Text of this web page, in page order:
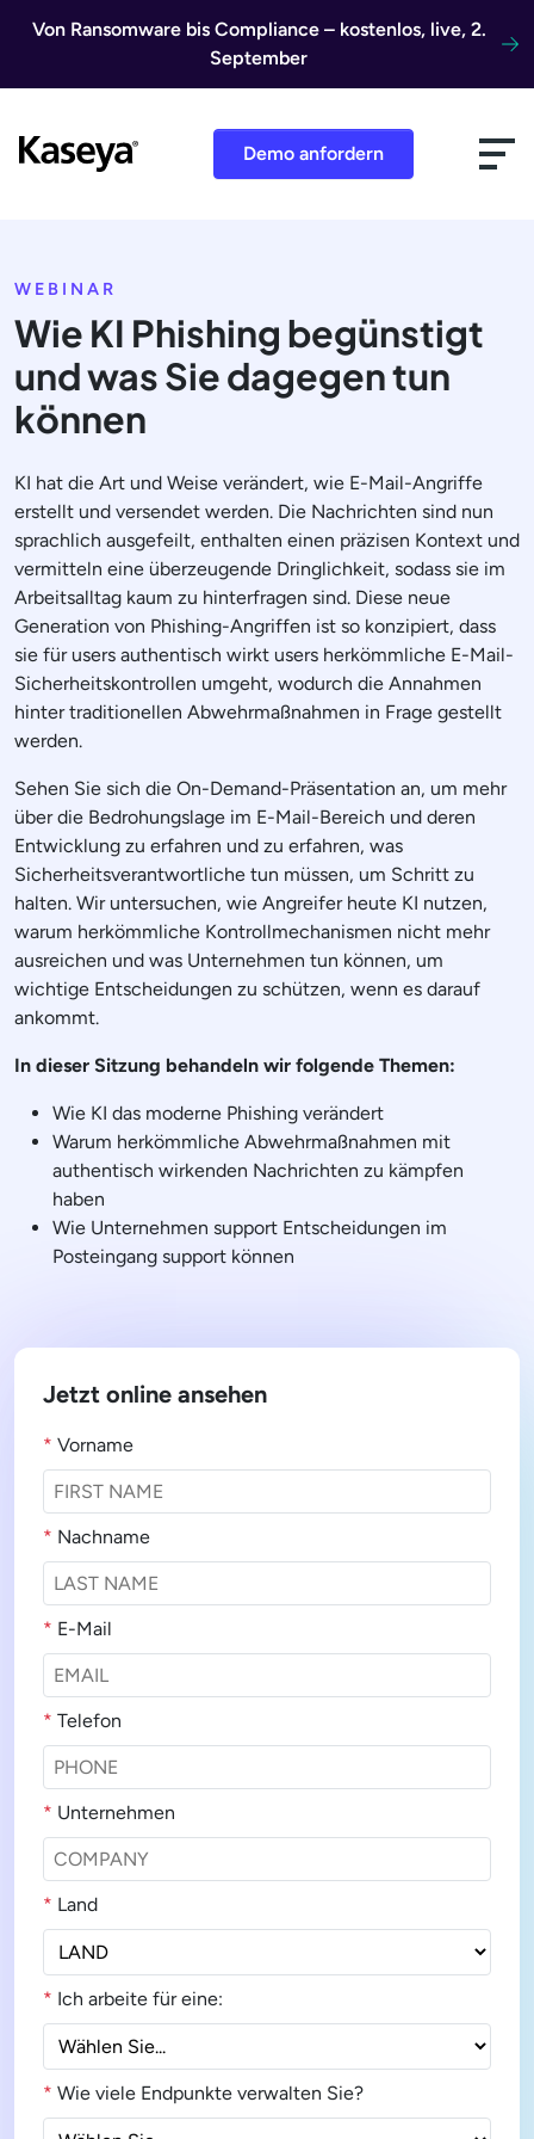
Von Ransomware bis Compliance – kostenlos, live, 2.
September
Demo anfordern
WEBINAR
Wie KI Phishing begünstigt
und was Sie dagegen tun
können
KI hat die Art und Weise verändert, wie E-Mail-Angriffe
erstellt und versendet werden. Die Nachrichten sind nun
sprachlich ausgefeilt, enthalten einen präzisen Kontext und
vermitteln eine überzeugende Dringlichkeit, sodass sie im
Arbeitsalltag kaum zu hinterfragen sind. Diese neue
Generation von Phishing-Angriffen ist so konzipiert, dass
sie für users authentisch wirkt users herkömmliche E-Mail-
Sicherheitskontrollen umgeht, wodurch die Annahmen
hinter traditionellen Abwehrmaßnahmen in Frage gestellt
werden.
Sehen Sie sich die On-Demand-Präsentation an, um mehr
über die Bedrohungslage im E-Mail-Bereich und deren
Entwicklung zu erfahren und zu erfahren, was
Sicherheitsverantwortliche tun müssen, um Schritt zu
halten. Wir untersuchen, wie Angreifer heute KI nutzen,
warum herkömmliche Kontrollmechanismen nicht mehr
ausreichen und was Unternehmen tun können, um
wichtige Entscheidungen zu schützen, wenn es darauf
ankommt.
In dieser Sitzung behandeln wir folgende Themen:
Wie KI das moderne Phishing verändert
Warum herkömmliche Abwehrmaßnahmen mit
authentisch wirkenden Nachrichten zu kämpfen
haben
Wie Unternehmen support Entscheidungen im
Posteingang support können
Jetzt online ansehen
* Vorname
* Nachname
* E-Mail
* Telefon
* Unternehmen
* Land
* Ich arbeite für eine:
* Wie viele Endpunkte verwalten Sie?